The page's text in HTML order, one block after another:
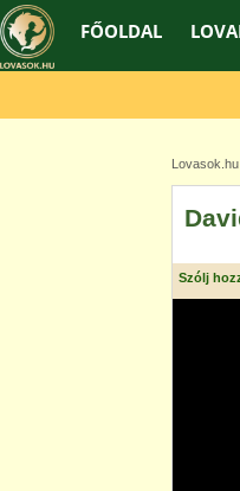
FŐOLDAL
Lovasok.hu
Szólj